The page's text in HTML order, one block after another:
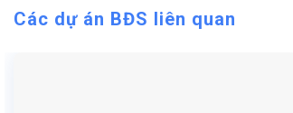
Các dự án BĐS liên quan